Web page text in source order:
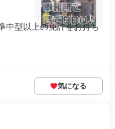
中型以上の免許をお持ち
気になる